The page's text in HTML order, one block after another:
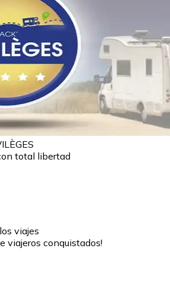
total libertad
viajes
viajeros conquistados!